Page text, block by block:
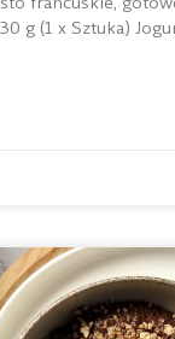
g (1 x Sztuka)